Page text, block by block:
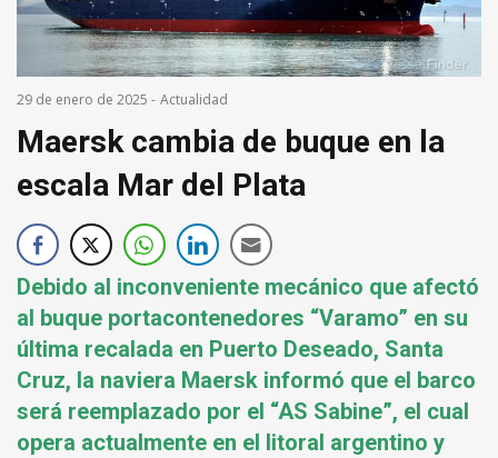
29 de enero de 2025 - Actualidad
Maersk cambia de buque en la
escala Mar del Plata
Debido al inconveniente mecánico que afectó
al buque portacontenedores “Varamo” en su
última recalada en Puerto Deseado, Santa
Cruz, la naviera Maersk informó que el barco
será reemplazado por el “AS Sabine”, el cual
opera actualmente en el litoral argentino y